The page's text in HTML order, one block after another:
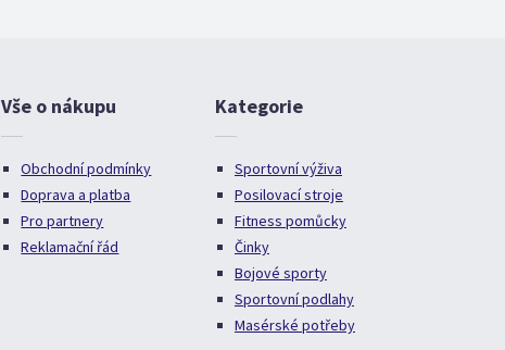
Vše o nákupu
Obchodní podmínky
Doprava a platba
Pro partnery
Reklamační řád
Kategorie
Sportovní výživa
Posilovací stroje
Fitness pomůcky
Činky
Bojové sporty
Sportovní podlahy
Masérské potřeby